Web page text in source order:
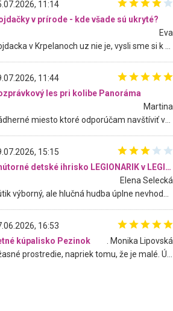
11:14
v prírode - kde všade sú ukryté?
Eva
11:44
les pri kolibe Panoráma
Martina
15:15
Vnútorné detské ihrisko LEGIONARIK v LEGIA Fitness
Elena Selecká
16:53
kúpalisko Pezinok
. Monika Lipovská